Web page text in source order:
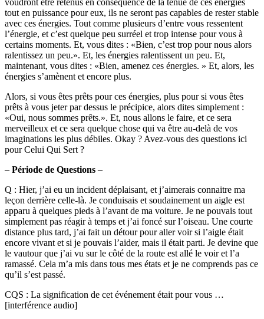
voudront être retenus en conséquence de la tenue de ces énergies
tout en puissance pour eux, ils ne seront pas capables de rester stable
avec ces énergies. Tout comme plusieurs d’entre vous ressentent
l’énergie, et c’est quelque peu surréel et trop intense pour vous à
certains moments. Et, vous dites : «Bien, c’est trop pour nous alors
ralentissez un peu.». Et, les énergies ralentissent un peu. Et,
maintenant, vous dites : «Bien, amenez ces énergies. » Et, alors, les
énergies s’amènent et encore plus.
Alors, si vous êtes prêts pour ces énergies, plus pour si vous êtes
prêts à vous jeter par dessus le précipice, alors dites simplement :
«Oui, nous sommes prêts.». Et, nous allons le faire, et ce sera
merveilleux et ce sera quelque chose qui va être au-delà de vos
imaginations les plus débiles. Okay ? Avez-vous des questions ici
pour Celui Qui Sert ?
– Période de Questions –
Q : Hier, j’ai eu un incident déplaisant, et j’aimerais connaitre ma
leçon derrière celle-là. Je conduisais et soudainement un aigle est
apparu à quelques pieds à l’avant de ma voiture. Je ne pouvais tout
simplement pas réagir à temps et j’ai foncé sur l’oiseau. Une courte
distance plus tard, j’ai fait un détour pour aller voir si l’aigle était
encore vivant et si je pouvais l’aider, mais il était parti. Je devine que
le vautour que j’ai vu sur le côté de la route est allé le voir et l’a
ramassé. Cela m’a mis dans tous mes états et je ne comprends pas ce
qu’il s’est passé.
CQS : La signification de cet événement était pour vous …
[interférence audio]